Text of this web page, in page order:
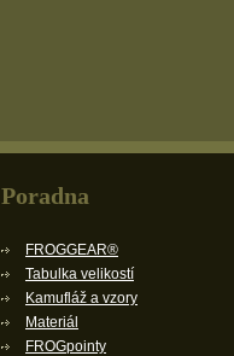
Poradna
FROGGEAR®
Tabulka velikostí
Kamufláž a vzory
Materiál
FROGpointy